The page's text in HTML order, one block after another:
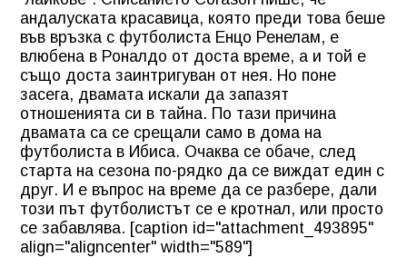
андалуската красавица, която преди това беше
във връзка с футболиста Енцо Ренелам, е
влюбена в Роналдо от доста време, а и той е
също доста заинтригуван от нея. Но поне
засега, двамата искали да запазят
отношенията си в тайна. По тази причина
двамата са се срещали само в дома на
футболиста в Ибиса. Очаква се обаче, след
старта на сезона по-рядко да се виждат един с
друг. И е въпрос на време да се разбере, дали
този път футболистът се е кротнал, или просто
се забавлява. [caption id="attachment_493895"
align="aligncenter" width="589"]